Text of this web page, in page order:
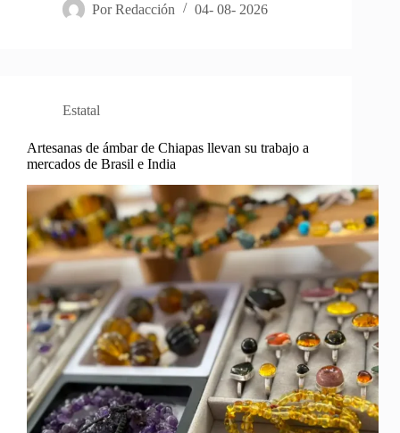
Por Redacción 04- 08- 2026
Estatal
Artesanas de ámbar de Chiapas llevan su trabajo a
mercados de Brasil e India